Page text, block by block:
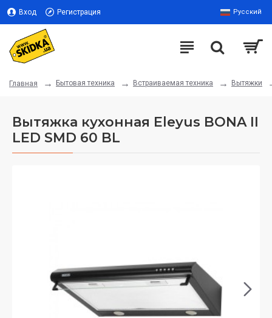
Вход Регистрация Русский
Главная Бытовая техника Встраиваемая техника Вытяжки
Вытяжка кухонная Eleyus BONA ІІ
LED SMD 60 BL